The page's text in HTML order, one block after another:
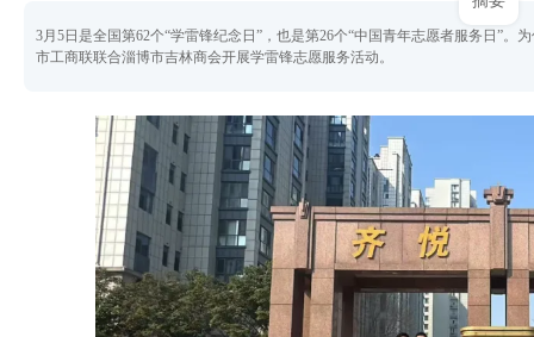
3月5日是全国第62个“学雷锋纪念日”，也是第26个“中国青年志愿者服务日”。
市工商联联合淄博市吉林商会开展学雷锋志愿服务活动。